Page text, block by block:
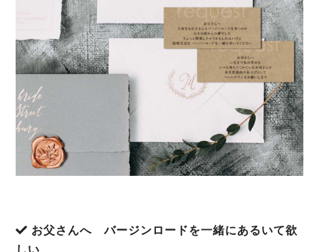
お父さんへ バージンロードを一緒にあるいて欲
しい